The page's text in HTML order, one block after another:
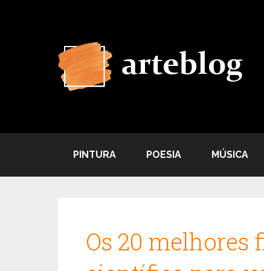
PINTURA POESIA MÚSICA
Os 20 melhores